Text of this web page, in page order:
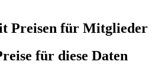
Preisen für Mitglieder
für diese Daten